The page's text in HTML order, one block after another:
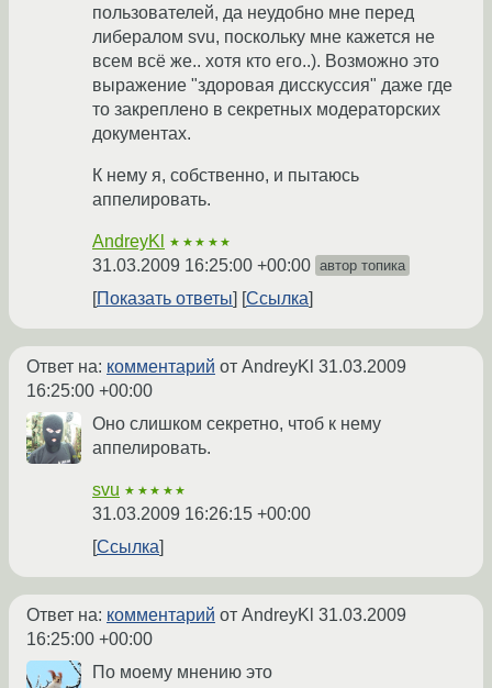
пользователей, да неудобно мне перед
либералом svu, поскольку мне кажется не
всем всё же.. хотя кто его..). Возможно это
выражение "здоровая дисскуссия" даже где
то закреплено в секретных модераторских
документах.
К нему я, собственно, и пытаюсь
аппелировать.
AndreyKl ★★★★★
31.03.2009 16:25:00 +00:00 автор топика
Показать ответы Ссылка
Ответ на: комментарий от AndreyKl 31.03.2009
16:25:00 +00:00
Оно слишком секретно, чтоб к нему
аппелировать.
svu ★★★★★
31.03.2009 16:26:15 +00:00
Ссылка
Ответ на: комментарий от AndreyKl 31.03.2009
16:25:00 +00:00
По моему мнению это